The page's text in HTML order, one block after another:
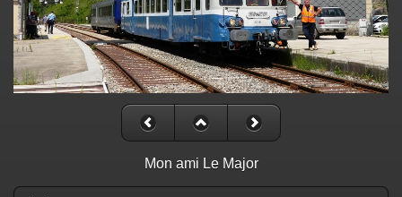
Mon ami Le Major